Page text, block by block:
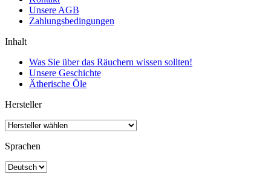
Unsere AGB
Zahlungsbedingungen
Inhalt
Was Sie über das Räuchern wissen sollten!
Unsere Geschichte
Ätherische Öle
Hersteller
Sprachen